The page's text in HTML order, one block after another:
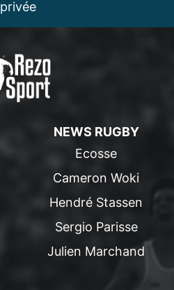
privée
NEWS RUGBY
Ecosse
Cameron Woki
Hendré Stassen
Sergio Parisse
Julien Marchand